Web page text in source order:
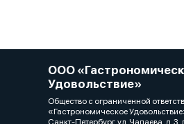
ООО
Удовольствие»
Общество с ограниченной
«Гастрономическое
Санкт-Петербург, ул. Чапаева, д. 3,